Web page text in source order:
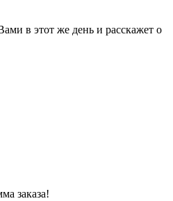
в этот же день и расскажет о
заказа!